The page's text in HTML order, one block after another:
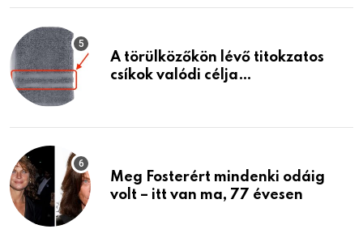
A törülközőkön lévő titokzatos
csíkok valódi célja…
Meg Fosterért mindenki odáig
volt – itt van ma, 77 évesen